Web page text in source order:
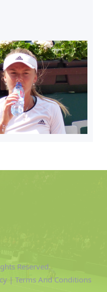
Reserved.
| Terms And Conditions